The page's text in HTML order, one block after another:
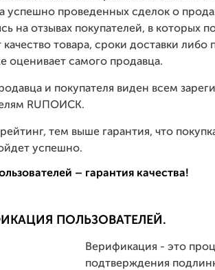
успешно проведенных сделок о
на отзывах покупателей, в которых
качество товара, сроки доставки либо
оценивает самого продавца.
и покупателя виден всем
RUПОИСК.
тем выше гарантия, что
успешно.
– гарантия качества!
ПОЛЬЗОВАТЕЛЕЙ.
Верификация - это
подтверждения